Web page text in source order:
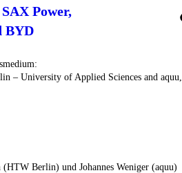
Power,
BYD
– University of Applied Sciences and
Berlin) und Johannes Weniger (aquu)